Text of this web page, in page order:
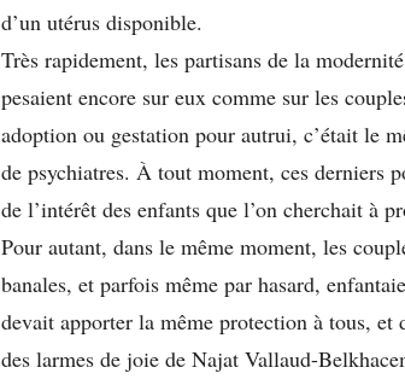
d’un utérus disponible.
Très rapidement, les partisans de la
pesaient encore sur eux comme sur les
adoption ou gestation pour autrui, c’était le
de psychiatres. À tout moment, ces derniers
de l’intérêt des enfants que l’on cherchait à
Pour autant, dans le même moment, les
banales, et parfois même par hasard,
devait apporter la même protection à tous, et
des larmes de joie de Najat Vallaud-